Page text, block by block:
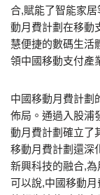
合,賦能了智能家
動月費計劃在移動
慧便捷的數碼生活
領中國移動支付產
中國移動月費計劃
佈局。通過入股浦
動月費計劃確立了
移動月費計劃還深
新興科技的融合,
可以說,中國移動